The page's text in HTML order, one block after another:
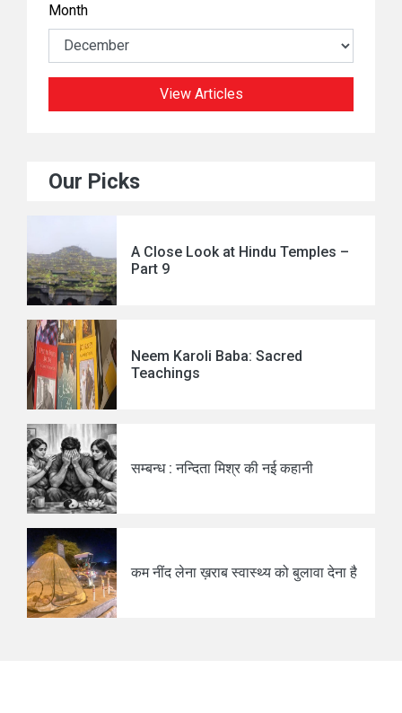
Month
View Articles
Our Picks
A Close Look at Hindu Temples –
Part 9
Neem Karoli Baba: Sacred
Teachings
सम्बन्ध : नन्दिता मिश्र की नई कहानी
कम नींद लेना ख़राब स्वास्थ्य को बुलावा देना है